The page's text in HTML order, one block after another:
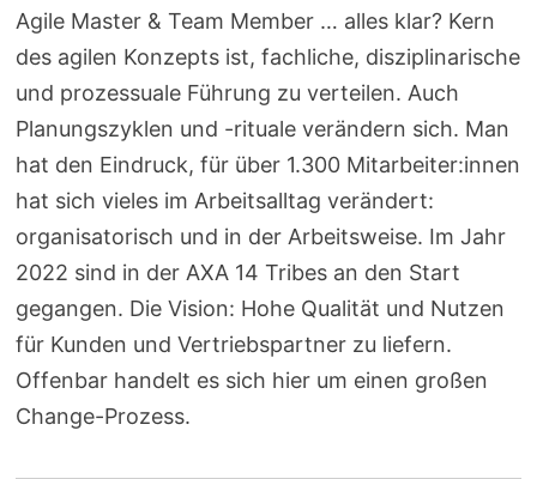
Agile Master & Team Member … alles klar? Kern
des agilen Konzepts ist, fachliche, disziplinarische
und prozessuale Führung zu verteilen. Auch
Planungszyklen und -rituale verändern sich. Man
hat den Eindruck, für über 1.300 Mitarbeiter:innen
hat sich vieles im Arbeitsalltag verändert:
organisatorisch und in der Arbeitsweise. Im Jahr
2022 sind in der AXA 14 Tribes an den Start
gegangen. Die Vision: Hohe Qualität und Nutzen
für Kunden und Vertriebspartner zu liefern.
Offenbar handelt es sich hier um einen großen
Change-Prozess.